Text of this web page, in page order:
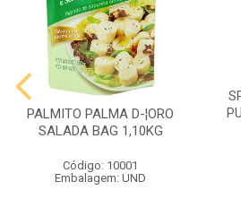
PALMITO PALMA D-¦ORO
SALADA BAG 1,10KG
Código: 10001
Embalagem: UND